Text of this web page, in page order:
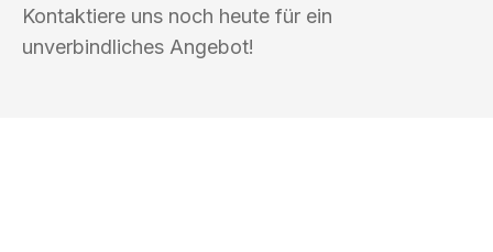
Kontaktiere uns noch heute für ein
unverbindliches Angebot!